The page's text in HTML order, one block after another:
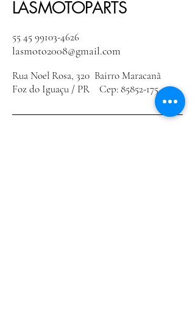
LASMOTOPARTS
55 45 99103-4626
lasmoto2008@gmail.com
Rua Noel Rosa, 320 Bairro Maracanã
Foz do Iguaçu / PR Cep:85852-175